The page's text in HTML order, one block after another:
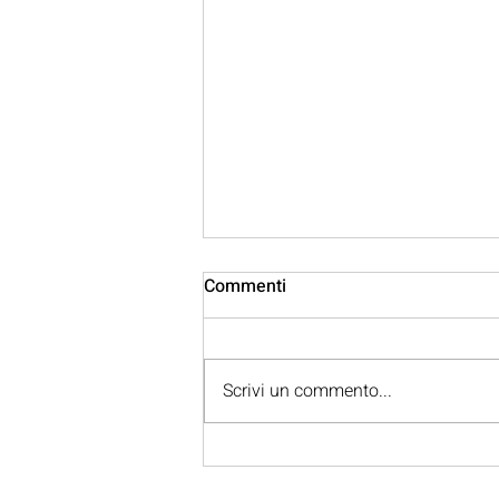
Vertebroplastica: cos’è, a
Commenti
Scrivi un commento...